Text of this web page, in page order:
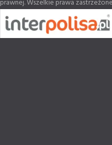
prawnej. Wszelkie prawa